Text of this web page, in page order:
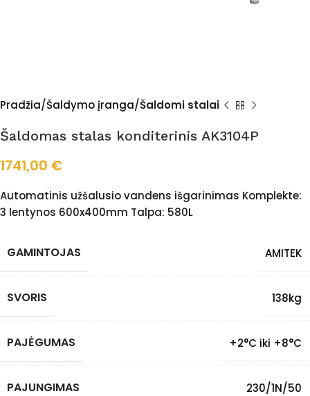
Pradžia Šaldymo įranga Šaldomi stalai
Šaldomas stalas konditerinis AK3104P
1741,00 €
Automatinis užšalusio vandens išgarinimas Komplekte:
3 lentynos 600x400mm Talpa: 580L
GAMINTOJAS AMITEK
SVORIS 138kg
PAJĖGUMAS +2°C iki +8°C
PAJUNGIMAS 230/1N/50